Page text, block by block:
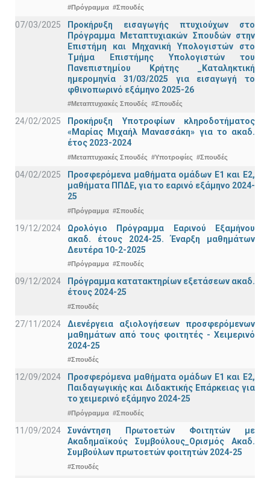
#Πρόγραμμα #Σπουδές
07/03/2025
Προκήρυξη εισαγωγής πτυχιούχων στo
Πρόγραμμα Μεταπτυχιακών Σπουδών στην
Επιστήμη και Μηχανική Υπολογιστών στο
Τμήμα Eπιστήμης Υπολογιστών του
Πανεπιστημίου Κρήτης _Καταληκτική
ημερομηνία 31/03/2025 για εισαγωγή το
φθινοπωρινό εξάμηνο 2025-26
#Μεταπτυχιακές Σπουδές #Σπουδές
24/02/2025
Προκήρυξη Υποτροφίων κληροδοτήματος
«Μαρίας Μιχαήλ Μανασσάκη» για το ακαδ.
έτος 2023-2024
#Μεταπτυχιακές Σπουδές #Υποτροφίες #Σπουδές
04/02/2025
Προσφερόμενα μαθήματα ομάδων Ε1 και Ε2,
μαθήματα ΠΠΔΕ, για το εαρινό εξάμηνο 2024-
25
#Πρόγραμμα #Σπουδές
19/12/2024
Ωρολόγιο Πρόγραμμα Εαρινού Εξαμήνου
ακαδ. έτους 2024-25. Έναρξη μαθημάτων
Δευτέρα 10-2-2025
#Πρόγραμμα #Σπουδές
09/12/2024
Πρόγραμμα κατατακτηρίων εξετάσεων ακαδ.
έτους 2024-25
#Σπουδές
27/11/2024
Διενέργεια αξιολογήσεων προσφερόμενων
μαθημάτων από τους φοιτητές - Χειμερινό
2024-25
#Σπουδές
12/09/2024
Προσφερόμενα μαθήματα ομάδων Ε1 και Ε2,
Παιδαγωγικής και Διδακτικής Επάρκειας για
το χειμερινό εξάμηνο 2024-25
#Πρόγραμμα #Σπουδές
11/09/2024
Συνάντηση Πρωτοετών Φοιτητών με
Ακαδημαϊκούς Συμβούλους_Ορισμός Ακαδ.
Συμβούλων πρωτοετών φοιτητών 2024-25
#Σπουδές